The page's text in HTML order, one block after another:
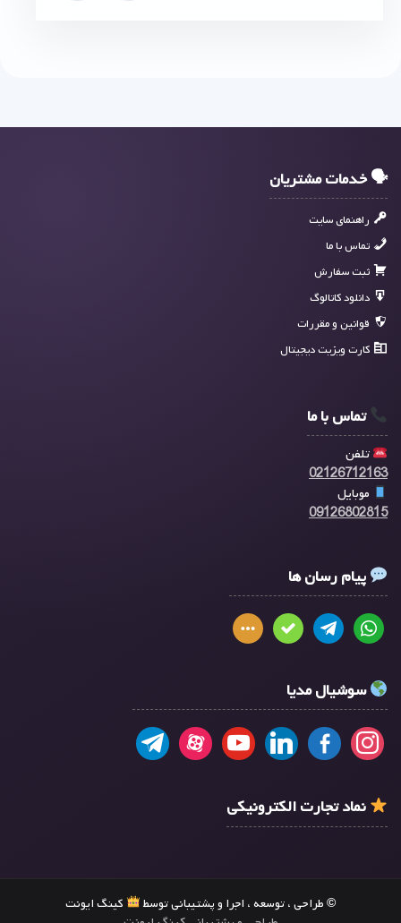
🗣 خدمات مشتریان
راهنمای سایت
تماس با ما
ثبت سفارش
دانلود کاتالوگ
قوانین و مقررات
کارت ویزیت دیجیتال
تماس با ما
تلفن
02126712163
موبایل
09126802815
پیام رسان ها
سوشیال مدیا
نماد تجارت الکترونیکی
© طراحی ، توسعه ، اجرا و پشتیبانی توسط کینگ ایونت